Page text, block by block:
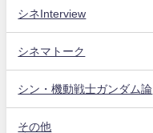
シネInterview
シネマトーク
シン・機動戦士ガンダム論
その他